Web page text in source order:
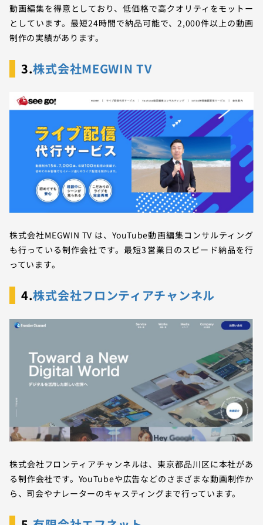
動画編集を得意としており、低価格で高クオリティをモットー
としています。最短24時間で納品可能で、2,000件以上の動画
制作の実績があります。
3.株式会社MEGWIN TV
株式会社MEGWIN TV は、YouTube動画編集コンサルティング
も行っている制作会社です。最短3営業日のスピード納品を行
っています。
4.株式会社フロンティアチャンネル
株式会社フロンティアチャンネルは、東京都品川区に本社があ
る制作会社です。YouTubeや広告などのさまざまな動画制作か
ら、司会やナレーターのキャスティングまで行っています。